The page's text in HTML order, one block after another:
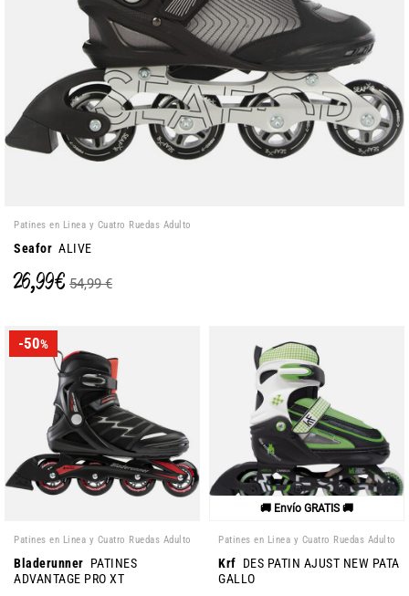
Patines en Linea y Cuatro Ruedas Adulto
Seafor ALIVE
26,99 € 54,99 €
-50%
Patines en Linea y Cuatro Ruedas Adulto
Bladerunner PATINES
ADVANTAGE PRO XT
🚚 Envío GRATIS 🚚
Patines en Linea y Cuatro Ruedas Adulto
Krf DES PATIN AJUST NEW PATA
GALLO